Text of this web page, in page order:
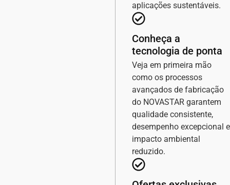
aplicações sustentáveis.
Conheça a
tecnologia de ponta
Veja em primeira mão
como os processos
avançados de fabricação
do NOVASTAR garantem
qualidade consistente,
desempenho excepcional e
impacto ambiental
reduzido.